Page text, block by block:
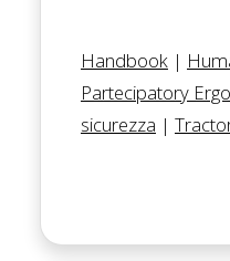
Handbook |
Partecipatory
sicurezza |